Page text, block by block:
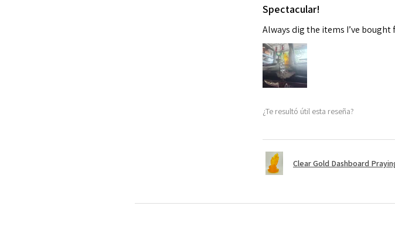
Spectacular!
Always dig the items I’ve
¿Te resultó útil esta reseña?
Clear Gold Dashboard